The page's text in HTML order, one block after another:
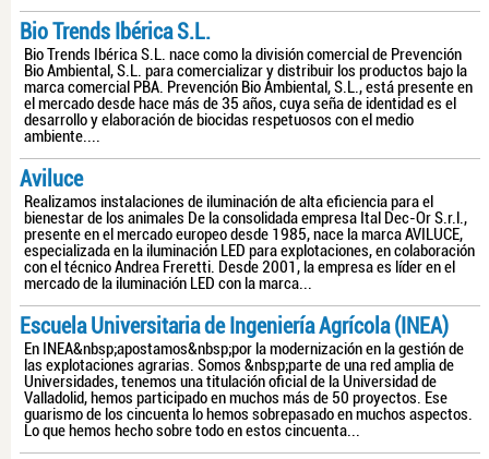
Bio Trends Ibérica S.L.
Bio Trends Ibérica S.L. nace como la división comercial de Prevención
Bio Ambiental, S.L. para comercializar y distribuir los productos bajo la
marca comercial PBA. Prevención Bio Ambiental, S.L., está presente en
el mercado desde hace más de 35 años, cuya seña de identidad es el
desarrollo y elaboración de biocidas respetuosos con el medio
ambiente....
Aviluce
Realizamos instalaciones de iluminación de alta eficiencia para el
bienestar de los animales De la consolidada empresa Ital Dec-Or S.r.l.,
presente en el mercado europeo desde 1985, nace la marca AVILUCE,
especializada en la iluminación LED para explotaciones, en colaboración
con el técnico Andrea Freretti. Desde 2001, la empresa es líder en el
mercado de la iluminación LED con la marca...
Escuela Universitaria de Ingeniería Agrícola (INEA)
En INEA&nbsp;apostamos&nbsp;por la modernización en la gestión de
las explotaciones agrarias. Somos &nbsp;parte de una red amplia de
Universidades, tenemos una titulación oficial de la Universidad de
Valladolid, hemos participado en muchos más de 50 proyectos. Ese
guarismo de los cincuenta lo hemos sobrepasado en muchos aspectos.
Lo que hemos hecho sobre todo en estos cincuenta...